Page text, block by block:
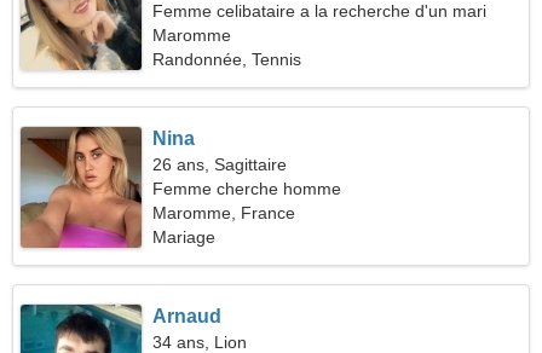
Femme celibataire a la recherche d'un mari
Maromme
Randonnée, Tennis
Nina
26 ans, Sagittaire
Femme cherche homme
Maromme, France
Mariage
Arnaud
34 ans, Lion